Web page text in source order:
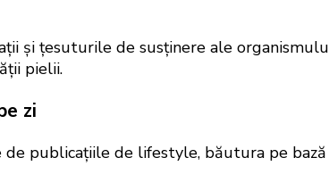
și țesuturile de susținere ale
pielii.
zi
publicațiile de lifestyle, băutura pe